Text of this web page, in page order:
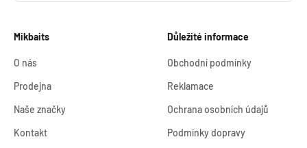
Mikbaits
O nás
Prodejna
Naše značky
Kontakt
Důležité informace
Obchodní podmínky
Reklamace
Ochrana osobních údajů
Podmínky dopravy